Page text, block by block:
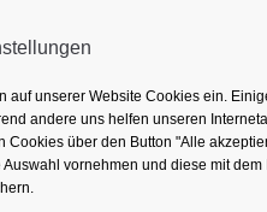
Übernachten Für
auf unserer Website Cookies ein.
andere uns helfen unseren
Cookies über den Button "Alle
vornehmen und diese mit dem